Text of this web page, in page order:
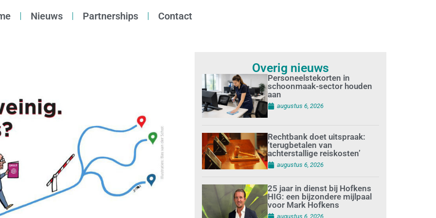
Nieuws Partnerships Contact
Overig nieuws
Personeelstekorten in
schoonmaak-sector houden
aan
augustus 6, 2026
Rechtbank doet uitspraak:
’terugbetalen van
achterstallige reiskosten’
augustus 6, 2026
25 jaar in dienst bij Hofkens
HIG: een bijzondere mijlpaal
voor Mark Hofkens
augustus 6, 2026